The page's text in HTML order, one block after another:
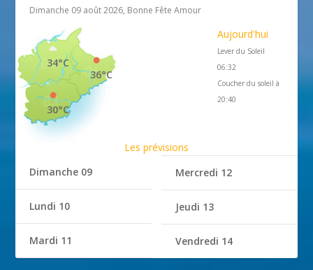
Dimanche 09 août 2026, Bonne Fête Amour
36°C
34°C
30°C
Aujourd'hui
Lever du Soleil
06:32
Coucher du soleil à
20:40
Les prévisions
Dimanche 09
Lundi 10
Mardi 11
Mercredi 12
Jeudi 13
Vendredi 14